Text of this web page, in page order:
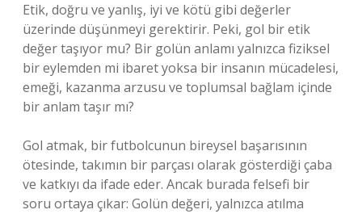
Etik, doğru ve yanlış, iyi ve kötü gibi değerler
üzerinde düşünmeyi gerektirir. Peki, gol bir etik
değer taşıyor mu? Bir golün anlamı yalnızca fiziksel
bir eylemden mi ibaret yoksa bir insanın mücadelesi,
emeği, kazanma arzusu ve toplumsal bağlam içinde
bir anlam taşır mı?
Gol atmak, bir futbolcunun bireysel başarısının
ötesinde, takımın bir parçası olarak gösterdiği çaba
ve katkıyı da ifade eder. Ancak burada felsefi bir
soru ortaya çıkar: Golün değeri, yalnızca atılma